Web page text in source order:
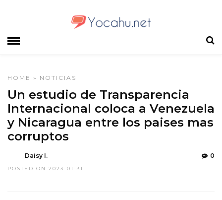
HOME » NOTICIAS
Un estudio de Transparencia
Internacional coloca a Venezuela
y Nicaragua entre los paises mas
corruptos
Daisy I.
POSTED ON 2023-01-31
0